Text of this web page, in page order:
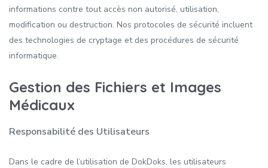
informations contre tout accès non autorisé, utilisation,
modification ou destruction. Nos protocoles de sécurité incluent
des technologies de cryptage et des procédures de sécurité
informatique.
Gestion des Fichiers et Images
Médicaux
Responsabilité des Utilisateurs
Dans le cadre de l’utilisation de DokDoks, les utilisateurs